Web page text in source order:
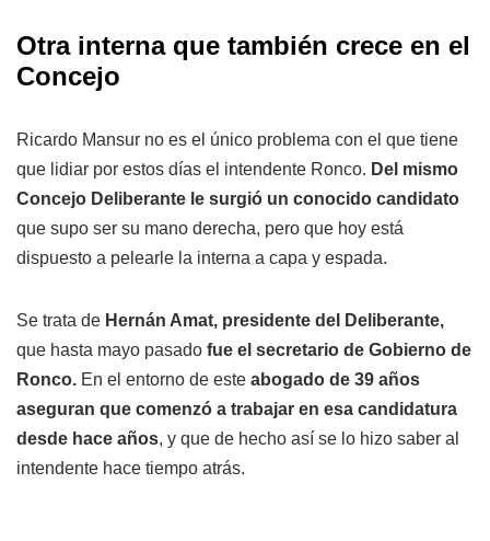
Otra interna que también crece en el
Concejo
Ricardo Mansur no es el único problema con el que tiene
que lidiar por estos días el intendente Ronco. Del mismo
Concejo Deliberante le surgió un conocido candidato
que supo ser su mano derecha, pero que hoy está
dispuesto a pelearle la interna a capa y espada.
Se trata de Hernán Amat, presidente del Deliberante,
que hasta mayo pasado fue el secretario de Gobierno de
Ronco. En el entorno de este abogado de 39 años
aseguran que comenzó a trabajar en esa candidatura
desde hace años, y que de hecho así se lo hizo saber al
intendente hace tiempo atrás.